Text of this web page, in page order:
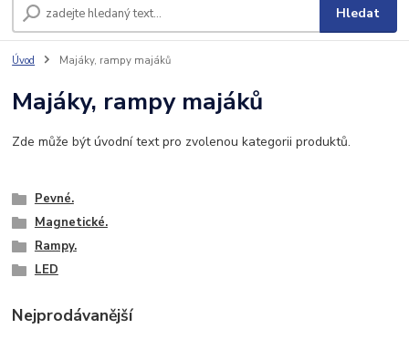
Hledat
Úvod Majáky, rampy majáků
Majáky, rampy majáků
Zde může být úvodní text pro zvolenou kategorii produktů.
Pevné.
Magnetické.
Rampy.
LED
Nejprodávanější